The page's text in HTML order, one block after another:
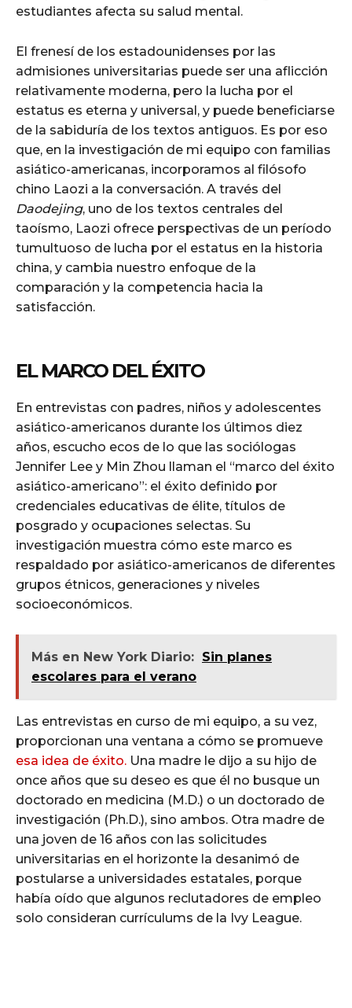
estudiantes afecta su salud mental.
El frenesí de los estadounidenses por las
admisiones universitarias puede ser una aflicción
relativamente moderna, pero la lucha por el
estatus es eterna y universal, y puede beneficiarse
de la sabiduría de los textos antiguos. Es por eso
que, en la investigación de mi equipo con familias
asiático-americanas, incorporamos al filósofo
chino Laozi a la conversación. A través del
Daodejing, uno de los textos centrales del
taoísmo, Laozi ofrece perspectivas de un período
tumultuoso de lucha por el estatus en la historia
china, y cambia nuestro enfoque de la
comparación y la competencia hacia la
satisfacción.
EL MARCO DEL ÉXITO
En entrevistas con padres, niños y adolescentes
asiático-americanos durante los últimos diez
años, escucho ecos de lo que las sociólogas
Jennifer Lee y Min Zhou llaman el “marco del éxito
asiático-americano”: el éxito definido por
credenciales educativas de élite, títulos de
posgrado y ocupaciones selectas. Su
investigación muestra cómo este marco es
respaldado por asiático-americanos de diferentes
grupos étnicos, generaciones y niveles
socioeconómicos.
Más en New York Diario: Sin planes
escolares para el verano
Las entrevistas en curso de mi equipo, a su vez,
proporcionan una ventana a cómo se promueve
esa idea de éxito. Una madre le dijo a su hijo de
once años que su deseo es que él no busque un
doctorado en medicina (M.D.) o un doctorado de
investigación (Ph.D.), sino ambos. Otra madre de
una joven de 16 años con las solicitudes
universitarias en el horizonte la desanimó de
postularse a universidades estatales, porque
había oído que algunos reclutadores de empleo
solo consideran currículums de la Ivy League.